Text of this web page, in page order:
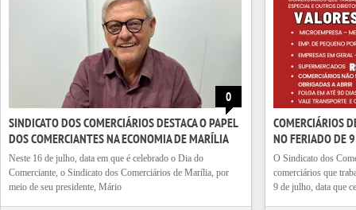
0
SINDICATO DOS COMERCIÁRIOS DESTACA O PAPEL
DOS COMERCIANTES NA ECONOMIA DE MARÍLIA
Neste 16 de julho, data em que é celebrado o Dia do
Comerciante, o Sindicato dos Comerciários de Marília, por
meio de seu presidente, Mário
COMERCIÁRIOS
NO FERIADO DE
O Sindicato dos
comerciários que
9 de julho, data que